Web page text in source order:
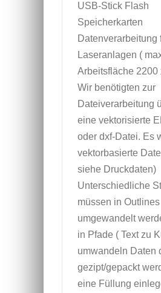
USB-Stick Flash
Speicherkarten
Datenverarbeitung
Laseranlagen (
Arbeitsfläche 2200
Wir benötigten zur
Dateiverarbeitung
eine vektorisierte
oder dxf-Datei. Es
vektorbasierte
siehe Druckdaten)
Unterschiedliche
müssen in Outlines
umgewandelt
in Pfade ( Text zu
umwandeln Daten
gezipt/gepackt
eine Füllung